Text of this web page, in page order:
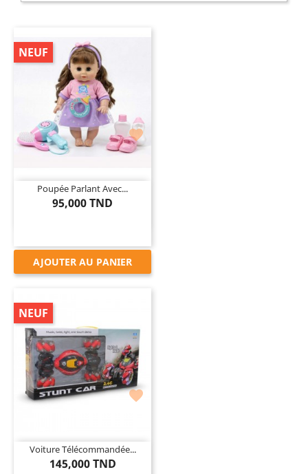

Poupée Parlant Avec...
95,000 TND
NEUF
AJOUTER AU PANIER

Voiture Télécommandée...
145,000 TND
NEUF